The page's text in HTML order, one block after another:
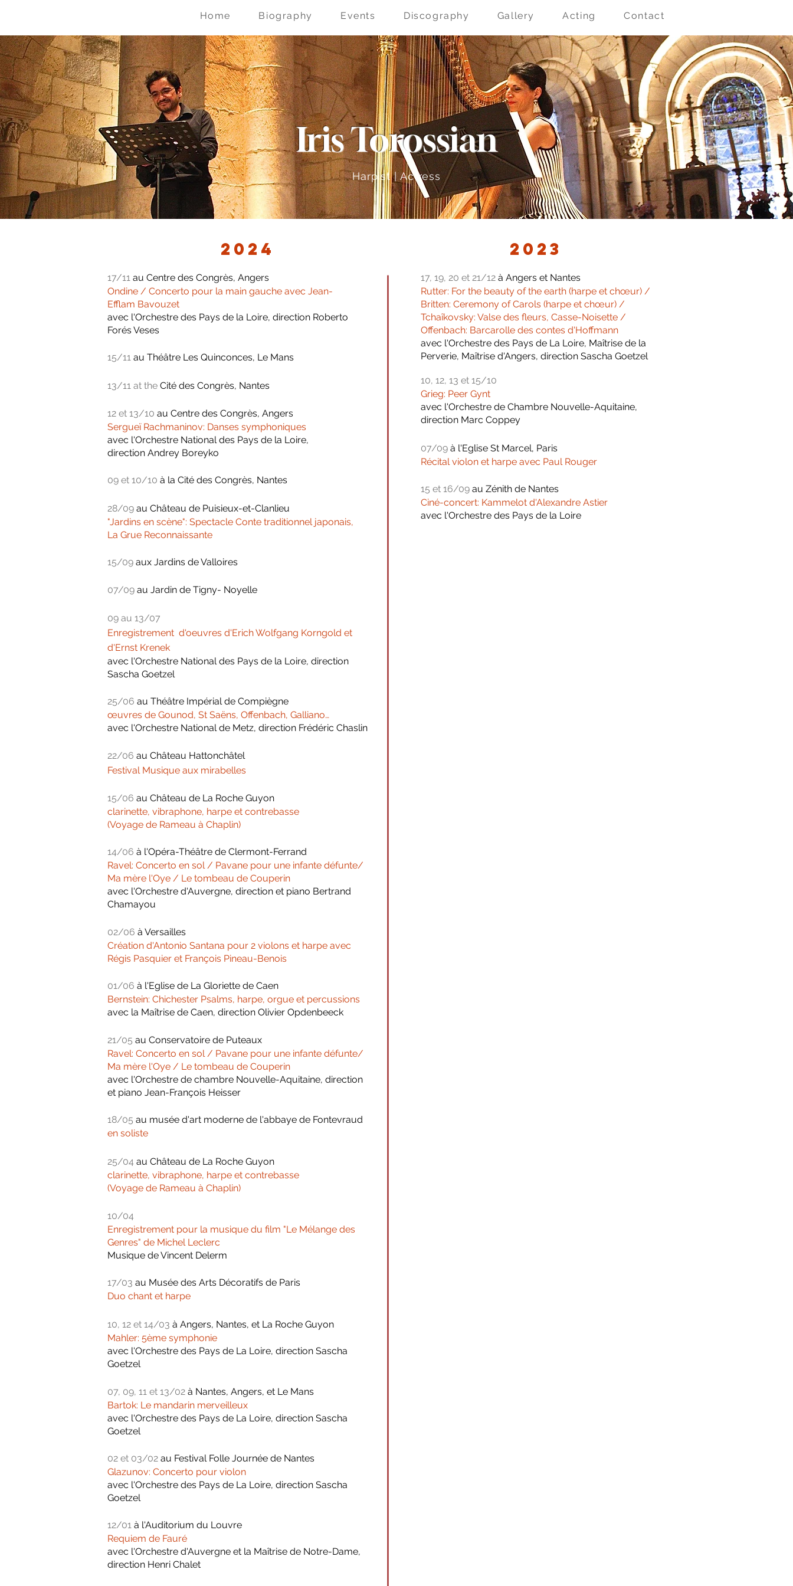
Home Biography Events Discography Gallery Acting Contact
Iris Torossian
Harpist | Actress
2024 2023
17/11 au Centre des Congrès, Angers
Ondine / Concerto pour la main gauche avec Jean-
Efflam Bavouzet
avec l'Orchestre des Pays de la Loire, direction Roberto
Forés Veses
15/11 au Théâtre Les Quinconces, Le Mans
13/11 at the Cité des Congrès, Nantes
12 et 13/10 au Centre des Congrès, Angers
Sergueï Rachmaninov: Danses symphoniques
avec l'Orchestre National des Pays de la Loire,
direction Andrey Boreyko
09 et 10/10 à la Cité des Congrès, Nantes
28/09 au Château de Puisieux-et-Clanlieu
"Jardins en scène": Spectacle Conte traditionnel japonais,
La Grue Reconnaissante
15/09 aux Jardins de Valloires
07/09 au Jardin de Tigny- Noyelle
09 au 13/07
Enregistrement d'oeuvres d'Erich Wolfgang Korngold et
d'Ernst Krenek
avec l'Orchestre National des Pays de la Loire, direction
Sascha Goetzel
25/06 au Théâtre Impérial de Compiègne
œuvres de Gounod, St Saëns, Offenbach, Galliano…
avec l'Orchestre National de Metz, direction Frédéric Chaslin
22/06 au Château Hattonchâtel
Festival Musique aux mirabelles
15/06 au Château de La Roche Guyon
clarinette, vibraphone, harpe et contrebasse
(Voyage de Rameau à Chaplin)
14/06 à l'Opéra-Théâtre de Clermont-Ferrand
Ravel: Concerto en sol / Pavane pour une infante défunte/
Ma mère l'Oye / Le tombeau de Couperin
avec l'Orchestre d'Auvergne, direction et piano Bertrand
Chamayou
02/06 à Versailles
Création d'Antonio Santana pour 2 violons et harpe avec
Régis Pasquier et François Pineau-Benois
01/06 à l'Eglise de La Gloriette de Caen
Bernstein: Chichester Psalms, harpe, orgue et percussions
avec la Maîtrise de Caen, direction Olivier Opdenbeeck
21/05 au Conservatoire de Puteaux
Ravel: Concerto en sol / Pavane pour une infante défunte/
Ma mère l'Oye / Le tombeau de Couperin
avec l'Orchestre de chambre Nouvelle-Aquitaine, direction
et piano Jean-François Heisser
18/05 au musée d'art moderne de l'abbaye de Fontevraud
en soliste
25/04 au Château de La Roche Guyon
clarinette, vibraphone, harpe et contrebasse
(Voyage de Rameau à Chaplin)
10/04
Enregistrement pour la musique du film "Le Mélange des
Genres" de Michel Leclerc
Musique de Vincent Delerm
17/03 au Musée des Arts Décoratifs de Paris
Duo chant et harpe
10, 12 et 14/03 à Angers, Nantes, et La Roche Guyon
Mahler: 5ème symphonie
avec l'Orchestre des Pays de La Loire, direction Sascha
Goetzel
07, 09, 11 et 13/02 à Nantes, Angers, et Le Mans
Bartok: Le mandarin merveilleux
avec l'Orchestre des Pays de La Loire, direction Sascha
Goetzel
02 et 03/02 au Festival Folle Journée de Nantes
Glazunov: Concerto pour violon
avec l'Orchestre des Pays de La Loire, direction Sascha
Goetzel
12/01 à l'Auditorium du Louvre
Requiem de Fauré
avec l'Orchestre d'Auvergne et la Maîtrise de Notre-Dame,
direction Henri Chalet
17, 19, 20 et 21/12 à Angers et Nantes
Rutter: For the beauty of the earth (harpe et chœur) /
Britten: Ceremony of Carols (harpe et chœur) /
Tchaîkovsky: Valse des fleurs, Casse-Noisette /
Offenbach: Barcarolle des contes d'Hoffmann
avec l'Orchestre des Pays de La Loire, Maîtrise de la
Perverie, Maîtrise d'Angers, direction Sascha Goetzel
10, 12, 13 et 15/10
Grieg: Peer Gynt
avec l'Orchestre de Chambre Nouvelle-Aquitaine,
direction Marc Coppey
07/09 à l'Eglise St Marcel, Paris
Récital violon et harpe avec Paul Rouger
15 et 16/09 au Zénith de Nantes
Ciné-concert: Kammelot d'Alexandre Astier
avec l'Orchestre des Pays de la Loire